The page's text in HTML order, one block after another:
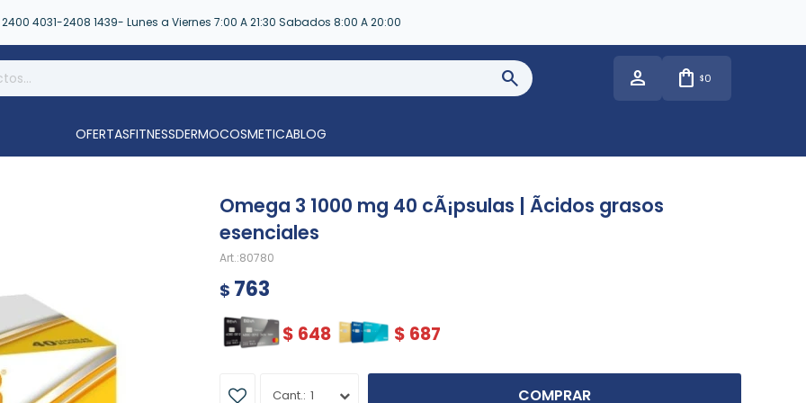
2400 4031-2408 1439- Lunes a Viernes 7:00 A 21:30 Sabados 8:00 A 20:00
$0
OFERTASFITNESSDERMOCOSMETICABLOG
Omega 3 1000 mg 40 cÃ¡psulas | Ãcidos grasos
esenciales
80780
$ 763
$ 648 $ 687
1 COMPRAR